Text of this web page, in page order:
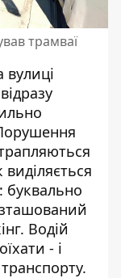
трамваї
вулиці
буквально
Водій
- і